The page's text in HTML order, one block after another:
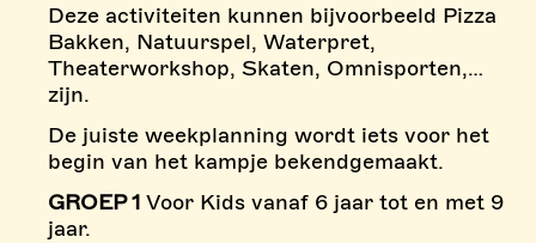
Deze activiteiten kunnen bijvoorbeeld Pizza
Bakken, Natuurspel, Waterpret,
Theaterworkshop, Skaten, Omnisporten,…
zijn.
De juiste weekplanning wordt iets voor het
begin van het kampje bekendgemaakt.
GROEP 1 Voor Kids vanaf 6 jaar tot en met 9
jaar.